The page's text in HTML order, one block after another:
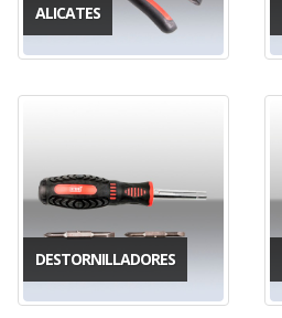
ALICATES
DESTORNILLADORES